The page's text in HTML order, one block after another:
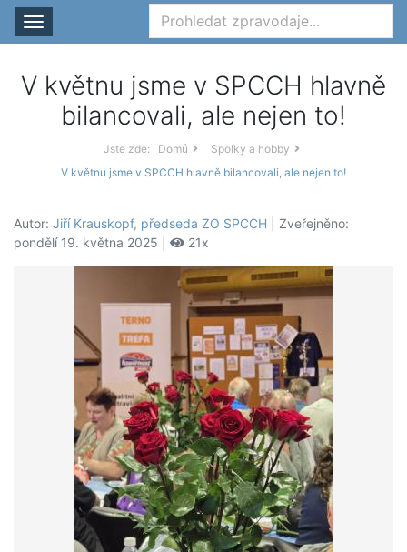
Rozbalit nabídku
V květnu jsme v SPCCH hlavně
bilancovali, ale nejen to!
Jste zde: Domů
Spolky a hobby
V květnu jsme v SPCCH hlavně bilancovali, ale nejen to!
Autor: Jiří Krauskopf, předseda ZO SPCCH | Zveřejněno:
pondělí 19. května 2025 |
21x